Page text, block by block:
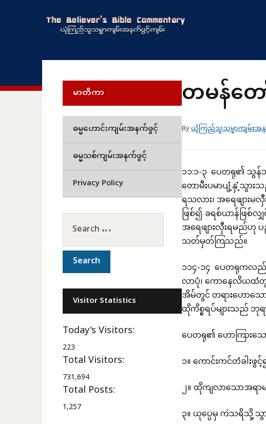
တမန်တေ
Byယုံကြည်သူသမ္မာကျမ်းအ
၁၁:၁-၃ ပေတရု၏ သွန်သ
တောမီးပမာပျံ့နှံ့သွား
ရသလား၊ အရေဖျား
ဖြစ်၍ ခရစ်ယာန်ဖြ
အရေဖျားလှီးရမည်ဟု
သတ်မှတ်ကြသည်။
၁၁၄-၁၄ ပေတရုကလည်း
လာပုံ၊ ကောနေလိယထံတွ
အိမ်တွင် တရားဟောသေ
ထိုကိစ္စရပ်များသည် ဘု
ပေတရု၏ ဟောကြား
၁။ ကောင်းကင်တံခါ
၂။ ထိုကျလာသောအရ
၃။ ယုပ္ပေမှ ကဲသရိသို့
မာတိကာ
ဓမ္မဟောင်းကျမ်းအနက်ဖွင့်
ဓမ္မသစ်ကျမ်းအနက်ဖွင့်
Privacy Policy
Visitor Statistics
Today's Visitors:
223
Total Visitors:
731,694
Total Posts:
1,257